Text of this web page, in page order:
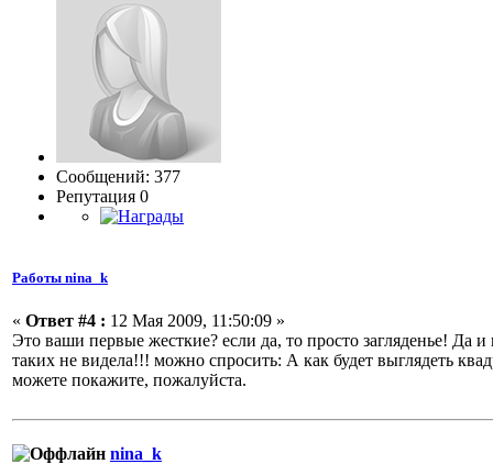
Сообщений: 377
Репутация 0
Работы nina_k
« Ответ #4 : 12 Мая 2009, 11:50:09 »
Это ваши первые жесткие? если да, то просто загляденье!
таких не видела!!! можно спросить: А как будет выглядеть
можете покажите, пожалуйста.
nina_k